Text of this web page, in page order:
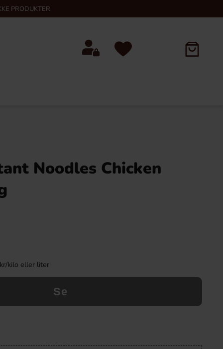
PRODUKTER
Noodles Chicken
kilo eller liter
Se